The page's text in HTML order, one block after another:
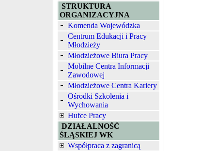
STRUKTURA
ORGANIZACYJNA
Komenda Wojewódzka
Centrum Edukacji i Pracy
Młodzieży
Młodzieżowe Biura Pracy
Mobilne Centra Informacji
Zawodowej
Młodzieżowe Centra Kariery
Ośrodki Szkolenia i
Wychowania
Hufce Pracy
DZIAŁALNOŚĆ
ŚLĄSKIEJ WK
Współpraca z zagranicą